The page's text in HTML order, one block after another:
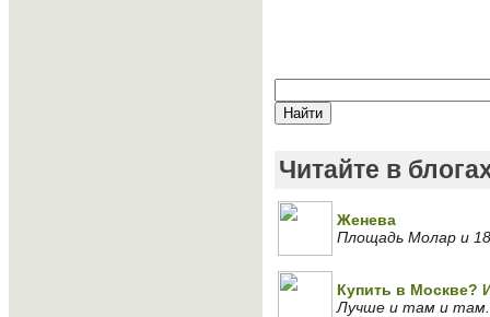
Читайте в
Женева
Площадь Молар и
Купить в Москве?
Лучше и там и